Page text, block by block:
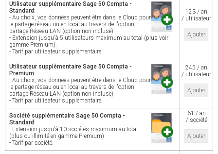
Utilisateur supplémentaire Sage 50 Compta -
Standard:
- Au choix, vos données peuvent être dans le Cloud pour
le partage réseau ou en local au travers de l'option
partage Réseau LAN (option non incluse).
- Extension jusqu'à 5 utilisateurs maximum au total (plus voir
gamme Premium).
- Tarif par utilisateur supplémentaire.
123 / an
/ utilisateur
Ajouter
Utilisateur supplémentaire Sage 50 Compta -
Premium:
- Au choix, vos données peuvent être dans le Cloud pour
le partage réseau ou en local au travers de l'option
partage Réseau LAN (option non incluse).
- Tarif par utilisateur supplémentaire.
245 / an
/ utilisateur
Ajouter
Société supplémentaire Sage 50 Compta -
Standard:
- Extension jusqu'à 10 sociétés maximum au total
(plus ou illimité en gamme Premium).
- Tarif par société.
61 / an
/ société
Ajouter